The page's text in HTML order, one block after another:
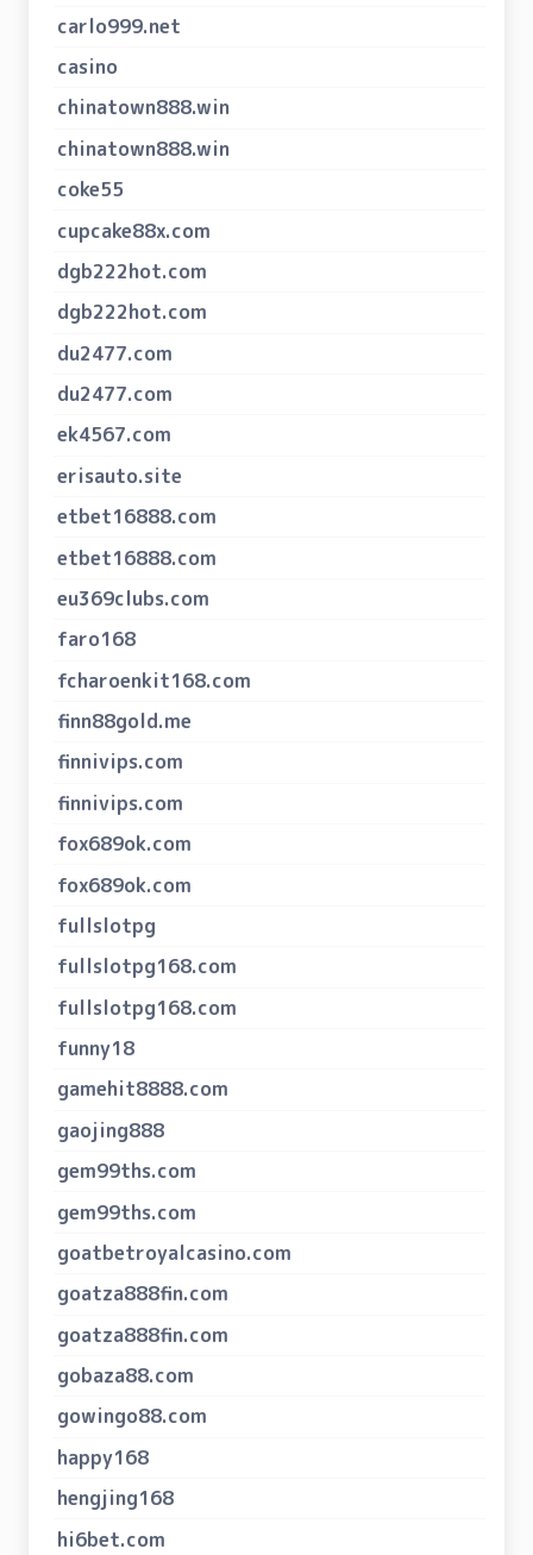
carlo999.net
casino
chinatown888.win
chinatown888.win
coke55
cupcake88x.com
dgb222hot.com
dgb222hot.com
du2477.com
du2477.com
ek4567.com
erisauto.site
etbet16888.com
etbet16888.com
eu369clubs.com
faro168
fcharoenkit168.com
finn88gold.me
finnivips.com
finnivips.com
fox689ok.com
fox689ok.com
fullslotpg
fullslotpg168.com
fullslotpg168.com
funny18
gamehit8888.com
gaojing888
gem99ths.com
gem99ths.com
goatbetroyalcasino.com
goatza888fin.com
goatza888fin.com
gobaza88.com
gowingo88.com
happy168
hengjing168
hi6bet.com